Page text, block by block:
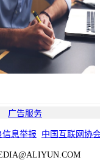
广告服务
信息举报 中国互联网协